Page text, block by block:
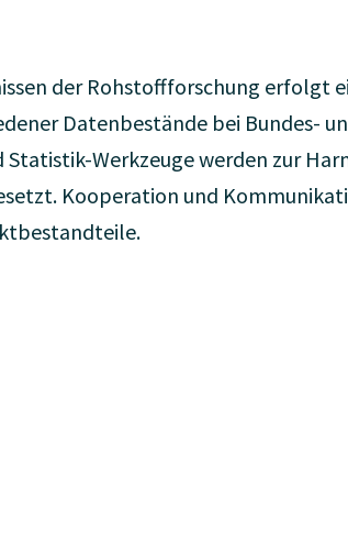
der Rohstoffforschung erfolgt
Datenbestände bei Bundes-
Werkzeuge werden zur
Kooperation und